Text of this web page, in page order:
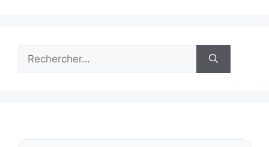
Rechercher :